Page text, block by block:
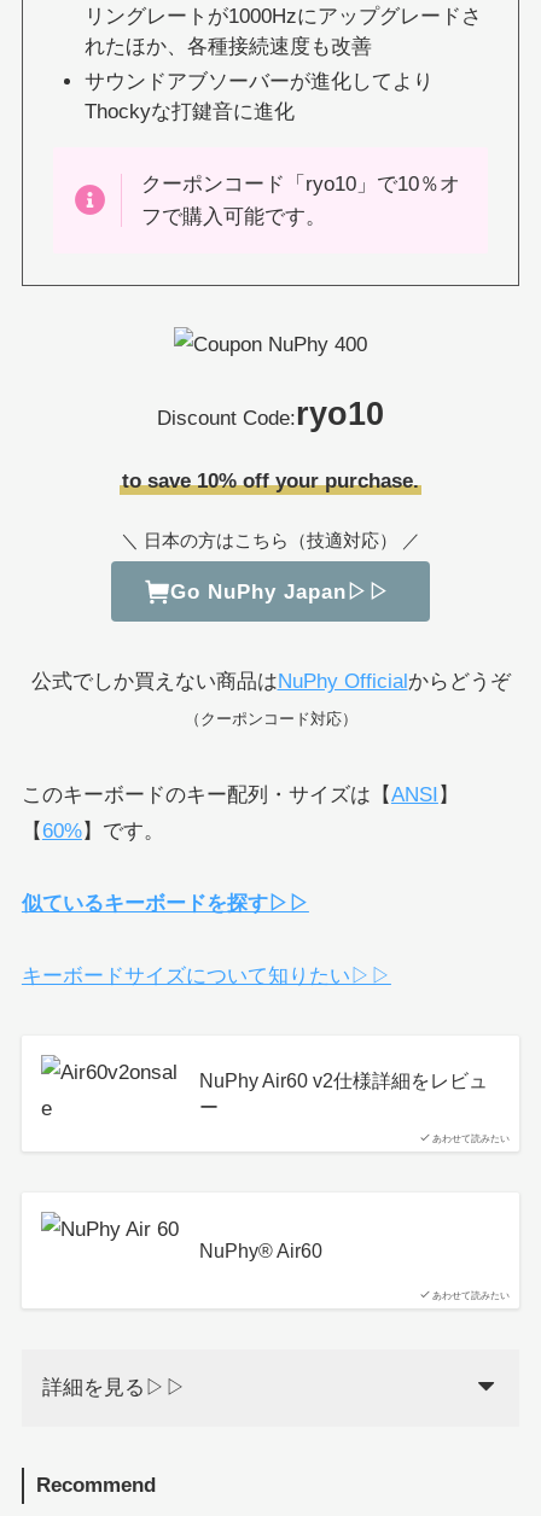
リングレートが1000Hzにアップグレードさ
れたほか、各種接続速度も改善
サウンドアブソーバーが進化してより
Thockyな打鍵音に進化
クーポンコード「ryo10」で10％オ
フで購入可能です。
Discount Code:ryo10
to save 10% off your purchase.
＼ 日本の方はこちら（技適対応） ／
Go NuPhy Japan▷▷
公式でしか買えない商品はNuPhy Officialからどうぞ
（クーポンコード対応）
このキーボードのキー配列・サイズは【ANSI 】
【 60%】です。
似ているキーボードを探す▷▷
キーボードサイズについて知りたい▷▷
あわせて読みたい
NuPhy Air60 v2仕様詳細をレビュ
ー
あわせて読みたい
NuPhy®︎ Air60
詳細を見る▷▷
Recommend